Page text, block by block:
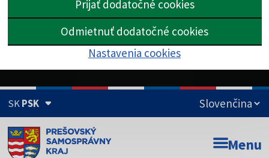
Prijať dodatočné cookies
Odmietnuť dodatočné cookies
Nastavenia cookies
SKPSK
Doména psk.sk je oficiálna Menu